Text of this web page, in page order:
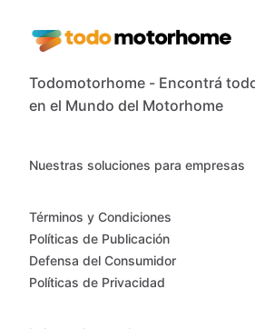
Todomotorhome - Encontrá
en el Mundo del Motorhome
Nuestras soluciones para empresas
Términos y Condiciones
Políticas de Publicación
Defensa del Consumidor
Políticas de Privacidad